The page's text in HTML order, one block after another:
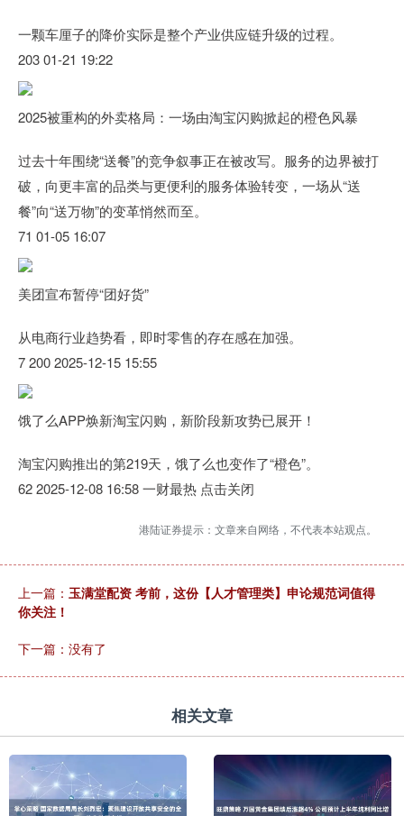
一颗车厘子的降价实际是整个产业供应链升级的过程。
203 01-21 19:22
2025被重构的外卖格局：一场由淘宝闪购掀起的橙色风暴
过去十年围绕“送餐”的竞争叙事正在被改写。服务的边界被打
破，向更丰富的品类与更便利的服务体验转变，一场从“送
餐”向“送万物”的变革悄然而至。
71 01-05 16:07
美团宣布暂停“团好货”
从电商行业趋势看，即时零售的存在感在加强。
7 200 2025-12-15 15:55
饿了么APP焕新淘宝闪购，新阶段新攻势已展开！
淘宝闪购推出的第219天，饿了么也变作了“橙色”。
62 2025-12-08 16:58 一财最热 点击关闭
港陆证券提示：文章来自网络，不代表本站观点。
上一篇： 玉满堂配资 考前，这份【人才管理类】申论规范词值得
你关注！
下一篇：没有了
相关文章